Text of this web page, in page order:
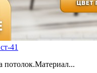
41
потолок.Материал...